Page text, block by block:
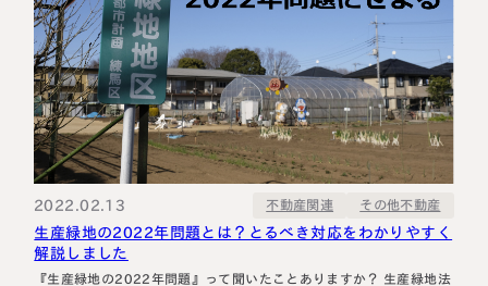
450-0002
知県名古屋市中村区名駅三丁目28
12号
名古屋ビルヂング25階
Access
〒330-0854
埼玉県さいたま市大宮区桜木町一丁目
195番地1
大宮ソラミチKOZ4階
Access
2022.02.13 不動産関連 その他不動産
生産緑地の2022年問題とは？とるべき対応をわかりやすく
解説しました
『生産緑地の2022年問題』って聞いたことありますか？ 生産緑地法